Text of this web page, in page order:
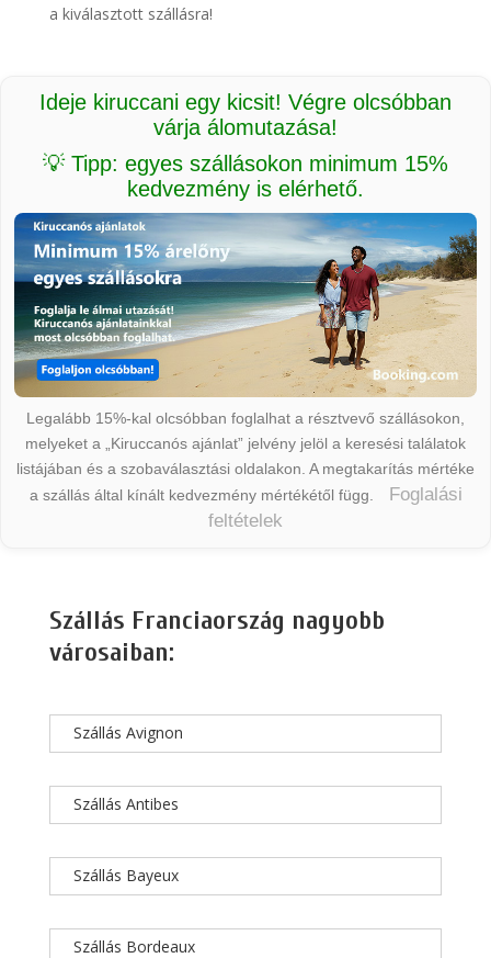
a kiválasztott szállásra!
Ideje kiruccani egy kicsit! Végre olcsóbban
várja álomutazása!
💡 Tipp: egyes szállásokon minimum 15%
kedvezmény is elérhető.
Legalább 15%-kal olcsóbban foglalhat a résztvevő szállásokon,
melyeket a „Kiruccanós ajánlat” jelvény jelöl a keresési találatok
listájában és a szobaválasztási oldalakon. A megtakarítás mértéke
a szállás által kínált kedvezmény mértékétől függ.
Foglalási
feltételek
Szállás Franciaország nagyobb
városaiban:
Szállás Avignon
Szállás Antibes
Szállás Bayeux
Szállás Bordeaux